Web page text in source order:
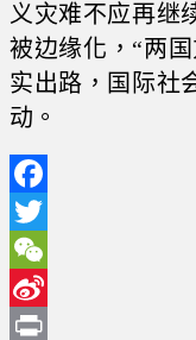
义灾难不应再继
被边缘化，“两
实出路，国际社
动。
Facebook
Twitter
WeChat
Sina